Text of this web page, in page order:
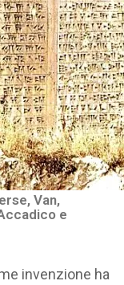
Van,
e
invenzione ha